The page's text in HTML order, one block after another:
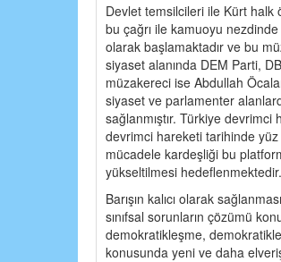
Devlet temsilcileri ile Kürt halk
bu çağrı ile kamuoyu
olarak başlamaktadır ve bu
siyaset alanında DEM Parti,
müzakereci ise Abdullah
siyaset ve parlamenter
sağlanmıştır. Türkiye
devrimci hareketi tarihinde yüz
mücadele kardeşliği bu
yükseltilmesi hedeflenmektedir.
Barışın kalıcı olarak
sınıfsal sorunların çözümü
demokratikleşme,
konusunda yeni ve daha